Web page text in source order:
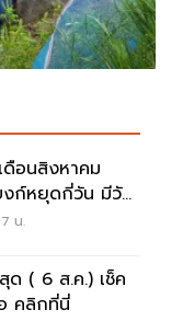
ดือนสิงหาคม
งก์หยุดกี่วัน มีวัน
น.
ด ( 6 ส.ค.) เช็ค
คลิกที่นี่